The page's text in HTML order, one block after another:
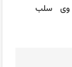
وی سلب